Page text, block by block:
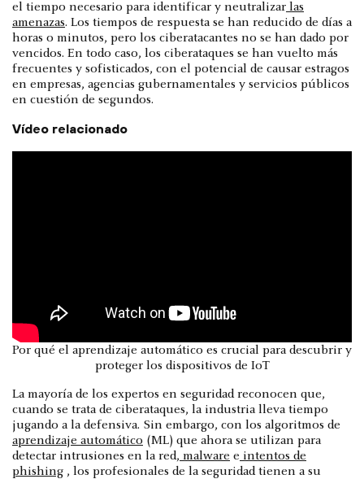
el tiempo necesario para identificar y neutralizar las
amenazas. Los tiempos de respuesta se han reducido de días a
horas o minutos, pero los ciberatacantes no se han dado por
vencidos. En todo caso, los ciberataques se han vuelto más
frecuentes y sofisticados, con el potencial de causar estragos
en empresas, agencias gubernamentales y servicios públicos
en cuestión de segundos.
Vídeo relacionado
Por qué el aprendizaje automático es crucial para descubrir y
proteger los dispositivos de IoT
La mayoría de los expertos en seguridad reconocen que,
cuando se trata de ciberataques, la industria lleva tiempo
jugando a la defensiva. Sin embargo, con los algoritmos de
aprendizaje automático (ML) que ahora se utilizan para
detectar intrusiones en la red, malware e intentos de
phishing , los profesionales de la seguridad tienen a su